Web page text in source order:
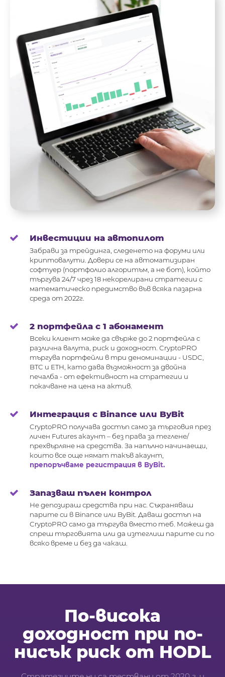
Инвестиции на автопилот
Забравu за тpeйдuнгa, следенето на форумu или
криптовалути. Довери се на автоматизиран
софтуер (портфолио алгоритъм, а не бот), който
тъpгyвa 24/7 чрез 18 некорелирани стратегии с
математическо предимство във всяка пазарна
среда от 2022г.
2 портфейла с 1 абонамент
Всеки клиент може да свърже до 2 портфейла с
различна валута, риск и доходност. CryptoPRO
търгува портфейли в три деноминации - USDC,
BTC и ETH, като дава възможност за двойна
печалба - от ефективност на стратегии и
покачване на цена на актив.
Интеграция с Binance или ByBit
CryptoPRO получава достъп само за търговия през
личен Futures акаунт – без права за теглене/
прехвърляне на средства. За напълно начинаещи,
които все още нямат такъв акаунт,
препоръчваме регистрация в ByBit.
Запазваш пълен контрол
Не депозираш средства при нас. Съхраняваш
парите си в Binance или ByBit. Даваш достъп на
CryptoPRO само да търгува вместо теб. Mожеш да
спреш търговията или да изтеглиш парите си по
всяко време и без да чакаш.
По-висока
доходност при по-
нисък риск от HODL